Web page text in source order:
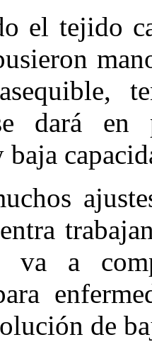
el tejido
dará en
baja
va a
de